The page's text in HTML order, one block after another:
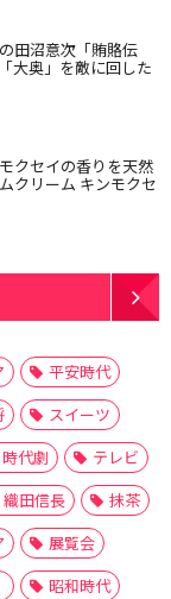
田沼意次「賄賂伝
大奥」を敵に回した
クセイの香りを天然
クリーム キンモクセ
平安時代
スイーツ
時代劇
テレビ
織田信長
抹茶
展覧会
昭和時代